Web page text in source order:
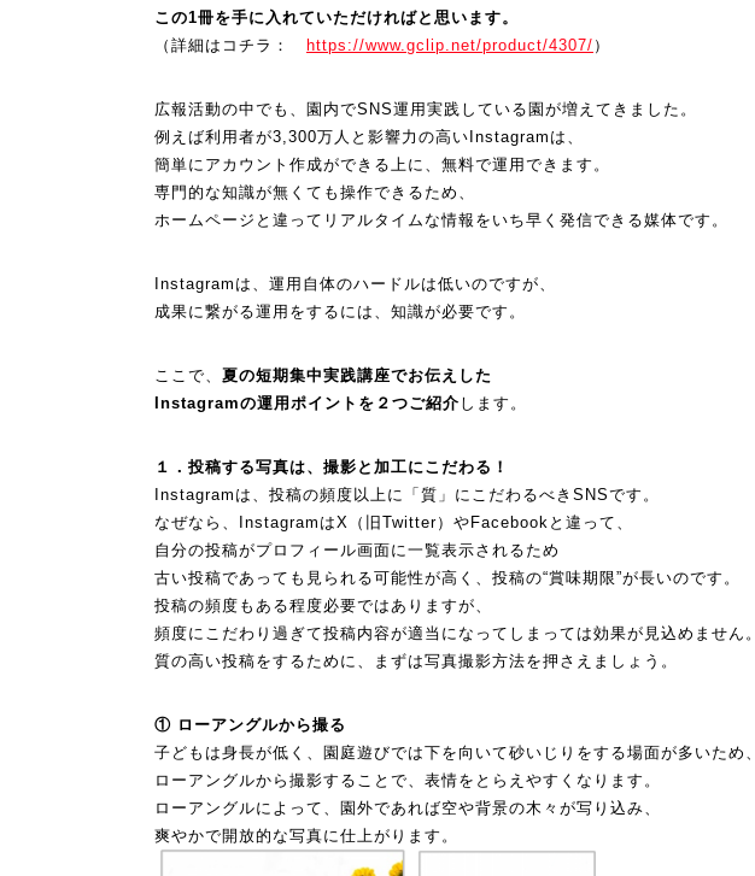
この1冊を手に入れていただければと思います。
（詳細はコチラ： https://www.gclip.net/product/4307/ ）
広報活動の中でも、 園内でSNS運用実践している園が増えてきました。
例えば利用者が3, 300万人と影響力の高いInstagramは、
簡単にアカウント作成ができる上に、無料で運用できます。
専門的な知識が無くても操作できるため、
ホームページと違ってリアルタイムな情報をいち早く発信できる媒体です。
Instagramは、運用自体のハードルは低いのですが、
成果に繋がる運用をするには、知識が必要です。
ここで、 夏の短期集中実践講座でお伝えした
Instagramの運用ポイントを２つご紹介 します。
１．投稿する写真は、撮影と加工にこだわる！
Instagramは、投稿の頻度以上に「質」 にこだわるべきSNSです。
なぜなら、InstagramはX（旧Twitter） やFacebookと違って、
自分の投稿がプロフィール画面に一覧表示されるため
古い投稿であっても見られる可能性が高く、投稿の“賞味期限”が長いのです。
投稿の頻度もある程度必要ではありますが、
頻度にこだわり過ぎて投稿内容が適当になってしまっては効果が見 込めません。
質の高い投稿をするために、
まずは写真撮影方法を押さえましょう。
① ローアングルから撮る
子どもは身長が低く、 園庭遊びでは下を向いて砂いじりをする場面が多いため、
ローアングルから撮影することで、表情をとらえやすくなります。
ローアングルによって、園外であれば空や背景の木々が写り込み、
爽やかで開放的な写真に仕上がります。